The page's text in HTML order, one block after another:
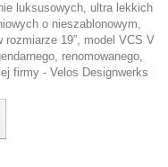
luksusowych, ultra lekkich
o nieszablonowym,
19”, model VCS V
renomowanego,
firmy - Velos Designwerks